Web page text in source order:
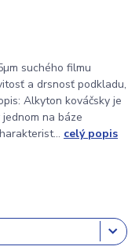
suchého filmu
a drsnosť podkladu,
Alkyton kováčsky je
na báze
celý popis